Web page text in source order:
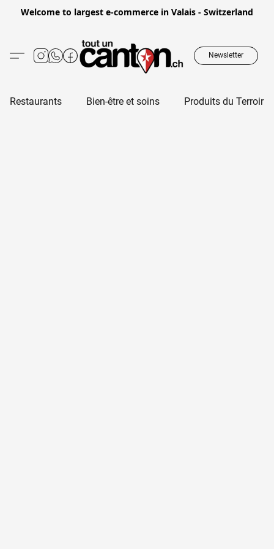
Welcome to largest e-commerce in Valais - Switzerland
Newsletter
Restaurants Bien-être et soins Produits du Terroir